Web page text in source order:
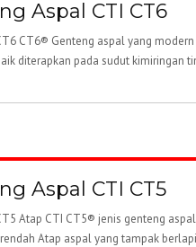
Aspal CTI CT6
CT6® Genteng aspal yang
diterapkan pada sudut kimiringan
Aspal CTI CT5
Atap CTI CT5® jenis genteng
Atap aspal yang tampak